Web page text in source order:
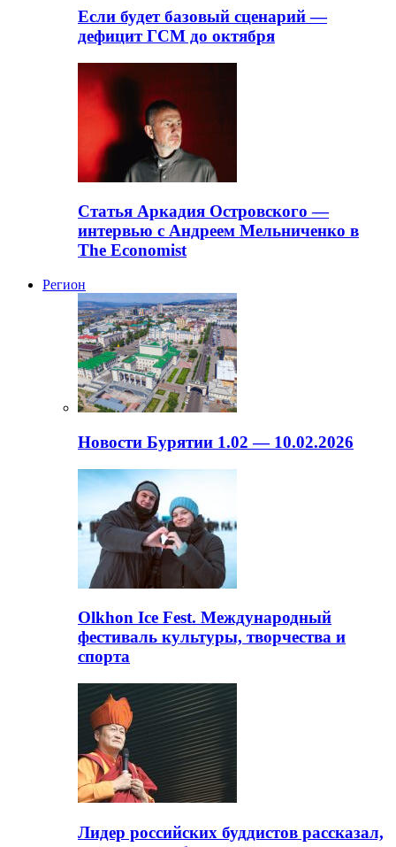
Если будет базовый сценарий —
дефицит ГСМ до октября
Статья Аркадия Островского —
интервью с Андреем Мельниченко в
The Economist
Регион
Новости Бурятии 1.02 — 10.02.2026
Olkhon Ice Fest. Международный
фестиваль культуры, творчества и
спорта
Лидер российских буддистов рассказал,